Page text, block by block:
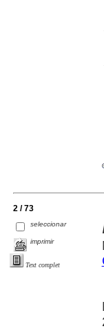
2 / 73
seleccionar
imprimir
Text complet